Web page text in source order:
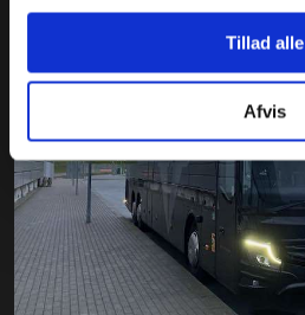
Tillad alle
Afvis